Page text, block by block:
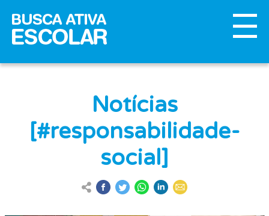
Notícias
[#responsabilidade-
social]